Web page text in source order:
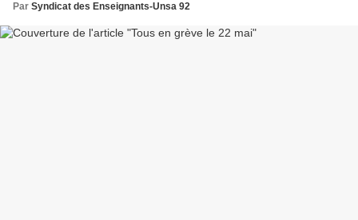
Par Syndicat des Enseignants-Unsa 92